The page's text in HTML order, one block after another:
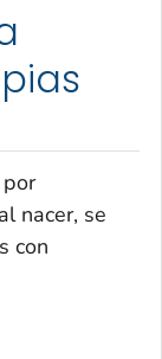
nacer, se
con